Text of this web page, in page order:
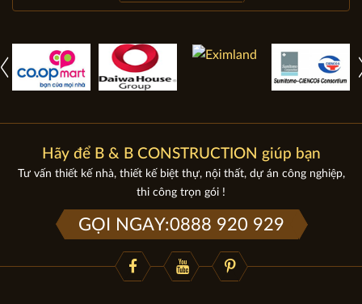
Hãy để B & B CONSTRUCTION giúp bạn
Tư vấn thiết kế nhà, thiết kế biệt thự, nội thất, dự án công nghiệp,
thi công trọn gói !
GỌI NGAY:0888 920 929